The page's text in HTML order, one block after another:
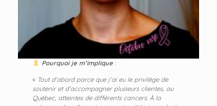
Pourquoi je m’implique:
« Tout d’abord parce que j’ai eu le privilège de
soutenir et d’accompagner plusieurs clientes, au
Québec, atteintes de différents cancers. À la